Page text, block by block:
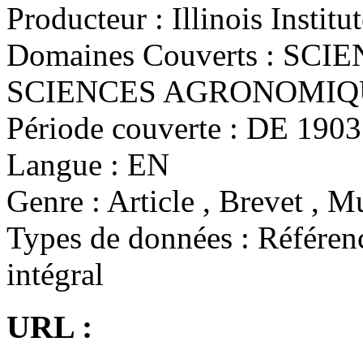
Producteur : Illinois
Domaines Couverts :
SCIENCES
Période couverte : DE
Langue : EN
Genre : Article , Brevet ,
Types de données :
intégral
URL :